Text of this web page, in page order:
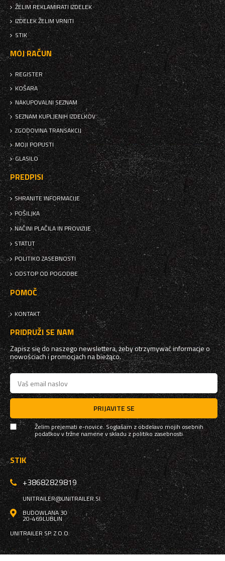
ŽELIM REKLAMIRATI IZDELEK
IZDELEK ŽELIM VRNITI
STIK
MOJ RAČUN
REGISTER
KOŠARA
NAKUPOVALNI SEZNAM
SEZNAM KUPLJENIH IZDELKOV
ZGODOVINA TRANSAKCIJ
MOJI POPUSTI
GLASILO
PREDPISI
SHRANITE INFORMACIJE
POŠILJKA
NAČINI PLAČILA IN PROVIZIJE
STATUT
POLITIKO ZASEBNOSTI
ODSTOP OD POGODBE
POMOČ
KONTAKT
PRIDRUŽI SE NAM
Zapisz się do naszego newslettera, żeby otrzymywać informacje o
nowościach i promocjach na bieżąco.
PRIJAVITE SE
Želim prejemati e-novice. Soglašam z obdelavo mojih osebnih
podatkov v tržne namene v skladu zpolitiko zasebnosti
STIK
+38682829819
UNITRAILER@UNITRAILER.SI
BUDOWLANA 30
20-469LUBLIN
UNITRAILER SP. Z O.O.